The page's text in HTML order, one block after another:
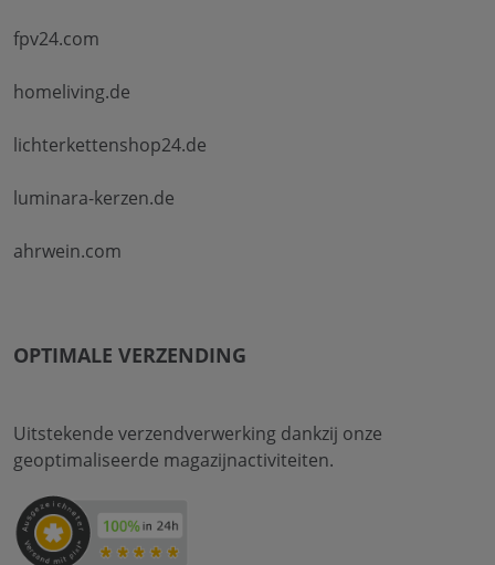
fpv24.com
homeliving.de
lichterkettenshop24.de
luminara-kerzen.de
ahrwein.com
OPTIMALE VERZENDING
Uitstekende verzendverwerking dankzij onze
geoptimaliseerde magazijnactiviteiten.